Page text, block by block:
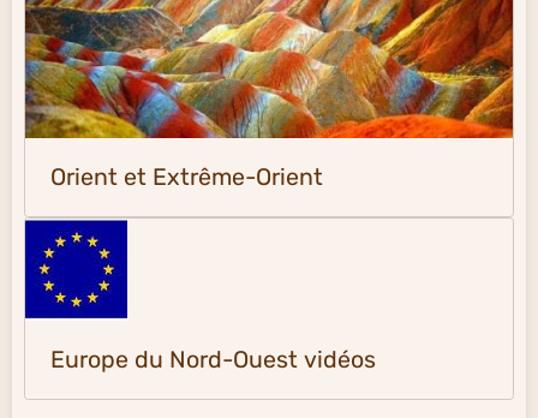
Orient et Extrême-Orient
Europe du Nord-Ouest vidéos